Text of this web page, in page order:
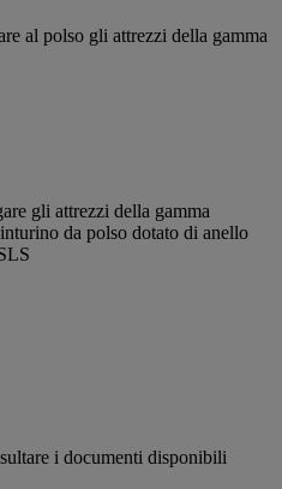
al polso gli attrezzi della gamma
gli attrezzi della gamma
da polso dotato di anello
i documenti disponibili